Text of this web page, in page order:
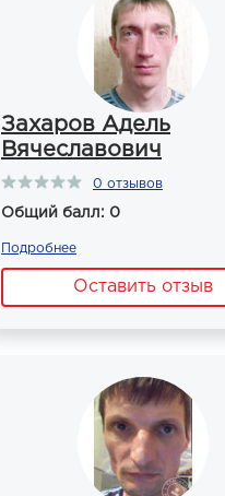
Захаров Адель
Вячеславович
0 отзывов
Общий балл: 0
Подробнее
Оставить отзыв